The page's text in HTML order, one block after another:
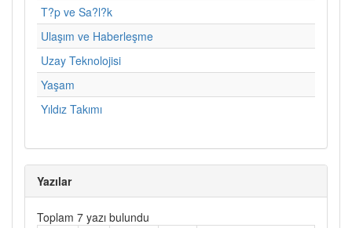
T?p ve Sa?l?k
Ulaşım ve Haberleşme
Uzay Teknolojisi
Yaşam
Yıldız Takımı
Yazılar
Toplam 7 yazı bulundu